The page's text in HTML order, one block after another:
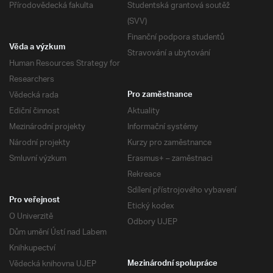
Přírodovědecká fakulta
Studentská grantová soutěž
(SVV)
Finanční podpora studentů
Stravování a ubytování
Věda a výzkum
Human Resources Strategy for
Researchers
Vědecká rada
Ediční činnost
Mezinárodní projekty
Národní projekty
Smluvní výzkum
Pro zaměstnance
Aktuality
Informační systémy
Kurzy pro zaměstnance
Erasmus+ – zaměstnaci
Rekreace
Sdílení přístrojového vybavení
Etický kodex
Odbory UJEP
Pro veřejnost
O Univerzitě
Dům umění Ústí nad Labem
Knihkupectví
Vědecká knihovna UJEP
Mezinárodní spolupráce